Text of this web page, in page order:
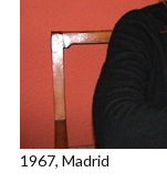
1967, Madrid